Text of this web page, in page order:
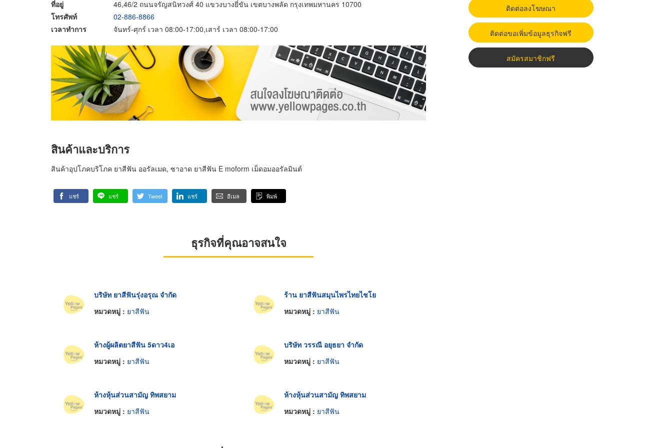
ที่อยู่
46,46/2 ถนนจรัญสนิทวงศ์ 40 แขวงบางยี่ขัน เขตบางพลัด กรุงเทพมหานคร 10700
โทรศัพท์
02-886-8866
เวลาทำการ
จันทร์-ศุกร์ เวลา 08:00-17:00,เสาร์ เวลา 08:00-17:00
สินค้าและบริการ
สินค้าอุปโภคบริโภค ยาสีฟัน ออรัลเมด, ซาอาด ยาสีฟัน E moform เม็ดอมออรัลมินต์
แชร์ แชร์ Tweet แชร์ อีเมล พิมพ์
ธุรกิจที่คุณอาจสนใจ
บริษัท ยาสีฟันรุ่งอรุณ จำกัด
หมวดหมู่ : ยาสีฟัน
ร้าน ยาสีฟันสมุนไพรไทยไชโย
หมวดหมู่ : ยาสีฟัน
ห้างผู้ผลิตยาสีฟัน 5ดาว4เอ
หมวดหมู่ : ยาสีฟัน
บริษัท วรรณี อยุธยา จำกัด
หมวดหมู่ : ยาสีฟัน
ห้างหุ้นส่วนสามัญ ทิพสยาม
หมวดหมู่ : ยาสีฟัน
ห้างหุ้นส่วนสามัญ ทิพสยาม
หมวดหมู่ : ยาสีฟัน
ติดต่อลงโฆษณา
ติดต่อขอเพิ่มข้อมูลธุรกิจฟรี
สมัครสมาชิกฟรี